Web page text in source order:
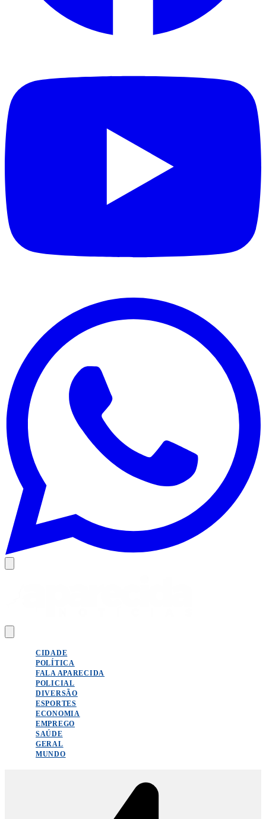
CIDADE
POLÍTICA
FALA APARECIDA
POLICIAL
DIVERSÃO
ESPORTES
ECONOMIA
EMPREGO
SAÚDE
GERAL
MUNDO